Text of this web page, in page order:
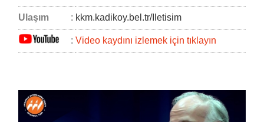
Ulaşım : kkm.kadikoy.bel.tr/Iletisim
: Video kaydını izlemek için tıklayın